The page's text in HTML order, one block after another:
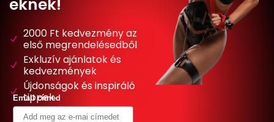
eknek!
2000 Ft kedvezmény az
első megrendelésedből
Exkluzív ajánlatok és
kedvezmények
Újdonságok és inspiráló
tippek
Email címed